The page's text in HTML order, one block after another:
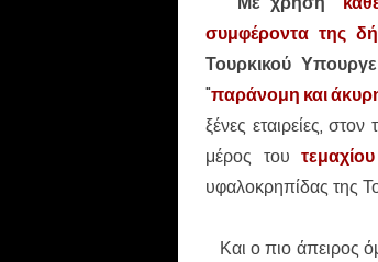
συμφέροντα της
Τουρκικού
"παράνομη και
ξένες εταιρείες,
μέρος του
υφαλοκρηπίδας της
Και ο πιο άπειρος